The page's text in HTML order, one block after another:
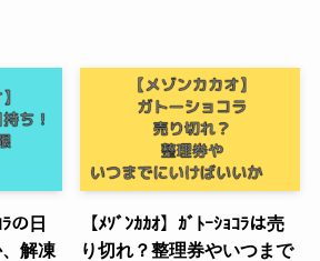
ﾗの日
解凍
【ﾒｿﾞﾝｶｶｵ】ｶﾞﾄｰｼｮｺﾗは売
り切れ？整理券やいつまで